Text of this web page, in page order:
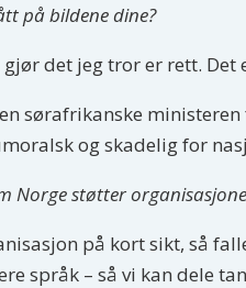
på bildene dine?
det jeg tror er rett.
sørafrikanske
og skadelig for
Norge støtter
på kort sikt, så
språk – så vi kan dele